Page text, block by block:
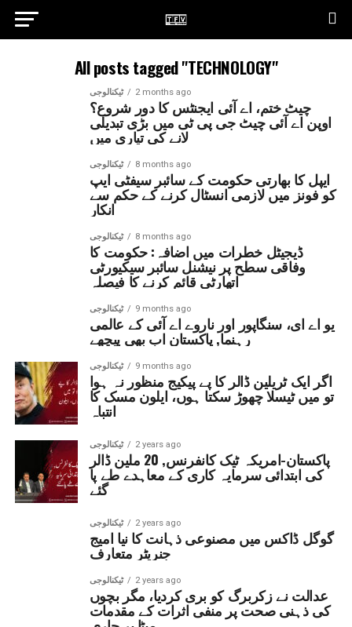
All posts tagged "TECHNOLOGY"
ٹیکنالوجی 2 months ago
چیٹ ختم، اے آئی ایجنٹس کا دور شروع؟
اوپن اے آئی چیٹ جی پی ٹی میں بڑی تبدیلی
لانے کی تیاری میں
ٹیکنالوجی 8 months ago
ایپل کا بھارتی حکومت کے سائبر سیفٹی ایپ
کو فونز میں لازمی انسٹال کرنے کے حکم سے
انکار
ٹیکنالوجی 8 months ago
ڈیجیٹل خطرات میں اضافہ: حکومت کا
وفاقی سطح پر نیشنل سائبر سیکیورٹی
اتھارٹی قائم کرنے کا فیصلہ
ٹیکنالوجی 9 months ago
یو اے ای، سنگاپور اور ناروے اے آئی کے عالمی
رہنما, پاکستان اب بھی پیچھے
ٹیکنالوجی 9 months ago
اگر ایک ٹریلین ڈالر کا پے پیکیج منظور نہ ہوا
تو میں ٹیسلا چھوڑ سکتا ہوں، ایلون مسک کا
انتباہ
ٹیکنالوجی 2 years ago
پاکستان-امریکہ ٹیک کانفرنس, 20 ملین ڈالر
کی ابتدائی سرمایہ کاری کے معاہدے طے پا
گئے
ٹیکنالوجی 2 years ago
گوگل ڈاکس میں مصنوعی ذہانت کا نیا امیج
جنریٹر متعارف
ٹیکنالوجی 2 years ago
عدالت نے زکربرگ کو بری کردیا، مگر بچوں
کی ذہنی صحت پر منفی اثرات کے مقدمات